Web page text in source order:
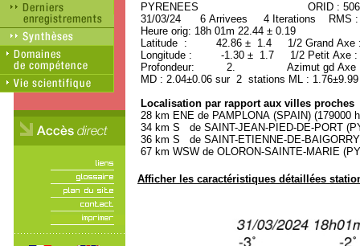
PYRENEES ORID :
31/03/24 6 Arrivees 4 Iterations RMS
Heure orig: 18h 01m 22.44 ± 0.19
Latitude : 42.86 ± 1.4 1/2 Grand
Longitude : -1.30 ± 1.7 1/2 Petit Axe
Profondeur: 2. Azimut gd Axe :
MD : 2.04±0.06 sur 2 stations ML :
Localisation par rapport aux villes proches
28 km ENE de PAMPLONA (SPAIN) (179000
34 km S de SAINT-JEAN-PIED-DE-PORT
36 km S de SAINT-ETIENNE-DE-
67 km WSW de OLORON-SAINTE-MARIE
Afficher les caractéristiques détaillées